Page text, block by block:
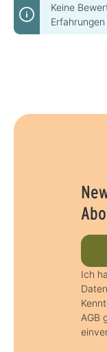
Keine
Ich
AGB